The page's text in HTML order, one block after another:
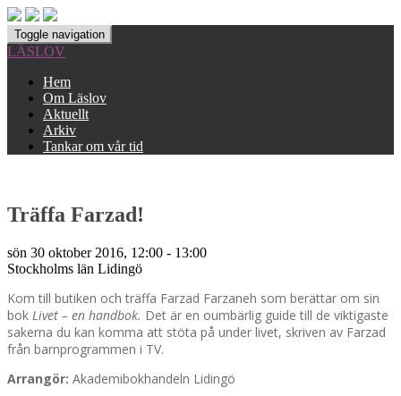
Toggle navigation
LÄSLOV
Hem
Om Läslov
Aktuellt
Arkiv
Tankar om vår tid
Träffa Farzad!
sön 30 oktober 2016, 12:00 - 13:00
Stockholms län Lidingö
Kom till butiken och träffa Farzad Farzaneh som berättar om sin
bok Livet – en handbok. Det är en oumbärlig guide till de viktigaste
sakerna du kan komma att stöta på under livet, skriven av Farzad
från barnprogrammen i TV.
Arrangör: Akademibokhandeln Lidingö